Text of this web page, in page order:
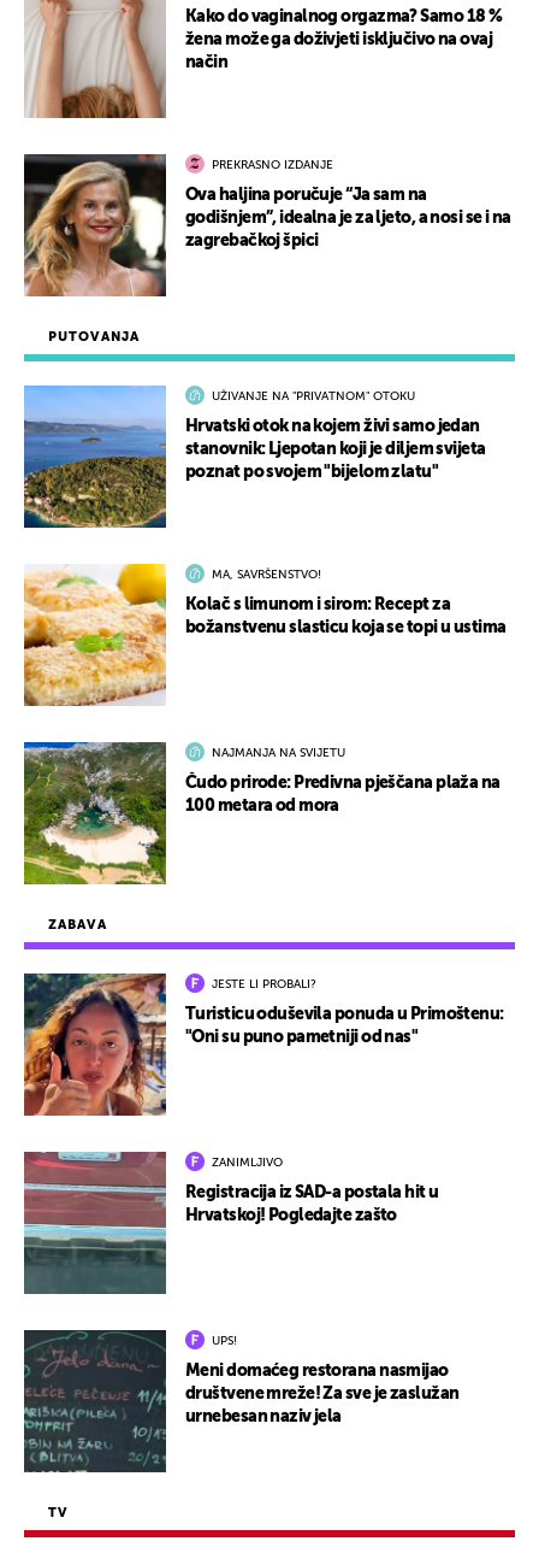
ZABAVA
JESTE LI PROBALI?
Turisticu oduševila ponuda u Primoštenu:
"Oni su puno pametniji od nas"
ZANIMLJIVO
Registracija iz SAD-a postala hit u
Hrvatskoj! Pogledajte zašto
UPS!
Meni domaćeg restorana nasmijao
društvene mreže! Za sve je zaslužan
urnebesan naziv jela
TV
PUTOVANJA
UŽIVANJE NA "PRIVATNOM" OTOKU
Hrvatski otok na kojem živi samo jedan
stanovnik: Ljepotan koji je diljem svijeta
poznat po svojem "bijelom zlatu"
MA, SAVRŠENSTVO!
Kolač s limunom i sirom: Recept za
božanstvenu slasticu koja se topi u ustima
NAJMANJA NA SVIJETU
Čudo prirode: Predivna pješčana plaža na
100 metara od mora
Kako do vaginalnog orgazma? Samo 18 %
žena može ga doživjeti isključivo na ovaj
način
PREKRASNO IZDANJE
Ova haljina poručuje “Ja sam na
godišnjem”, idealna je za ljeto, a nosi se i na
zagrebačkoj špici